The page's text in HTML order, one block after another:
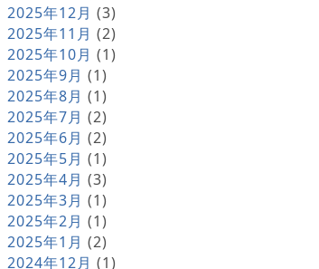
2025年12月 (3)
2025年11月 (2)
2025年10月 (1)
2025年9月 (1)
2025年8月 (1)
2025年7月 (2)
2025年6月 (2)
2025年5月 (1)
2025年4月 (3)
2025年3月 (1)
2025年2月 (1)
2025年1月 (2)
2024年12月 (1)